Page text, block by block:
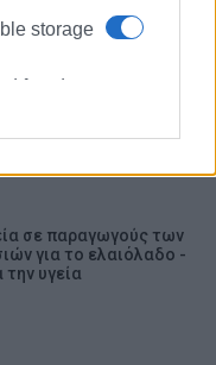
storage
fraud
γευσιγνωσίας
σε παραγωγούς των
για το ελαιόλαδο -
την υγεία